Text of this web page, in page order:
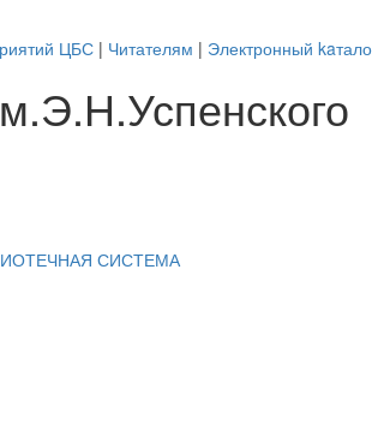
ЦБС | Читателям | Электронный